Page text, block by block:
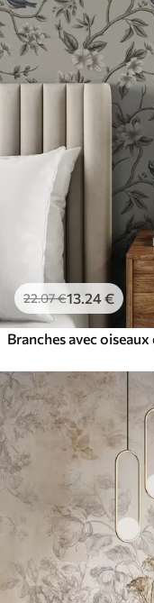
22.07€13 .24€